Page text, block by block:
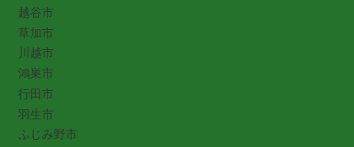
越谷市
草加市
川越市
鴻巣市
行田市
羽生市
ふじみ野市